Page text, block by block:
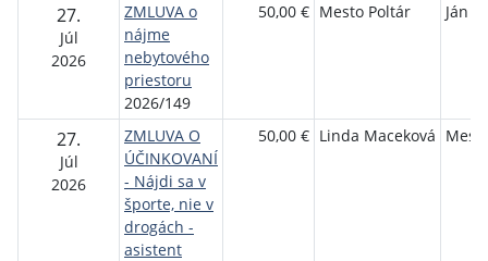
27.
Júl
2026
ZMLUVA o
nájme
nebytového
priestoru
2026/149
50,00 € Mesto Poltár Ján
27.
Júl
2026
ZMLUVA O
ÚČINKOVANÍ
- Nájdi sa v
športe, nie v
drogách -
asistent
50,00 € Linda Maceková